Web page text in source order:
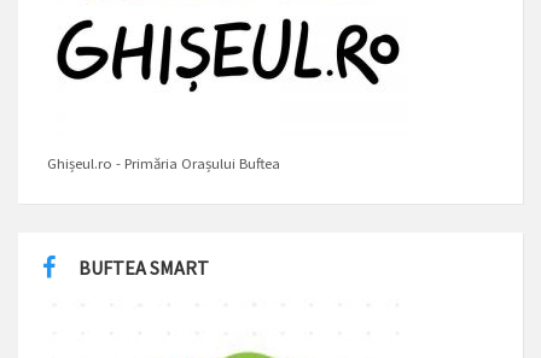
Ghișeul.ro - Primăria Orașului Buftea
BUFTEA SMART